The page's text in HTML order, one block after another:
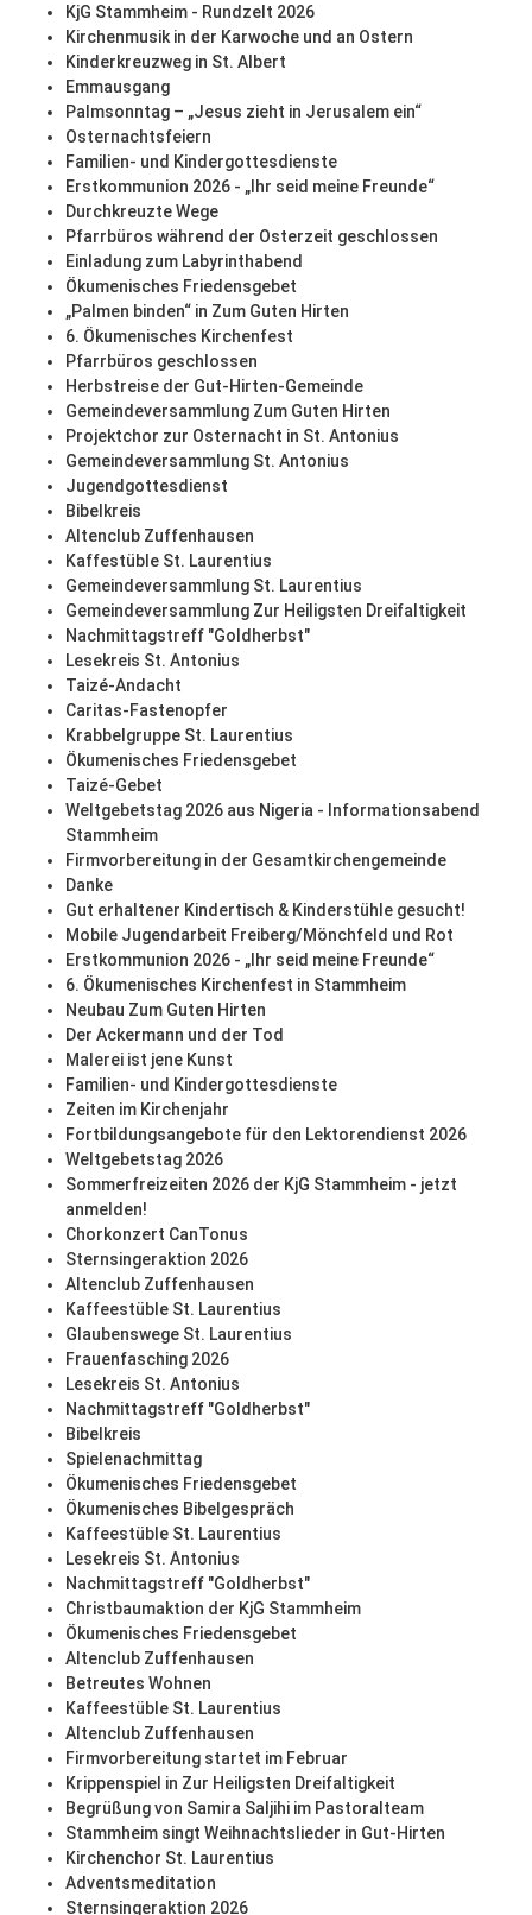
KjG Stammheim - Rundzelt 2026
Kirchenmusik in der Karwoche und an Ostern
Kinderkreuzweg in St. Albert
Emmausgang
Palmsonntag – „Jesus zieht in Jerusalem ein“
Osternachtsfeiern
Familien- und Kindergottesdienste
Erstkommunion 2026 - „Ihr seid meine Freunde“
Durchkreuzte Wege
Pfarrbüros während der Osterzeit geschlossen
Einladung zum Labyrinthabend
Ökumenisches Friedensgebet
„Palmen binden“ in Zum Guten Hirten
6. Ökumenisches Kirchenfest
Pfarrbüros geschlossen
Herbstreise der Gut-Hirten-Gemeinde
Gemeindeversammlung Zum Guten Hirten
Projektchor zur Osternacht in St. Antonius
Gemeindeversammlung St. Antonius
Jugendgottesdienst
Bibelkreis
Altenclub Zuffenhausen
Kaffestüble St. Laurentius
Gemeindeversammlung St. Laurentius
Gemeindeversammlung Zur Heiligsten Dreifaltigkeit
Nachmittagstreff "Goldherbst"
Lesekreis St. Antonius
Taizé-Andacht
Caritas-Fastenopfer
Krabbelgruppe St. Laurentius
Ökumenisches Friedensgebet
Taizé-Gebet
Weltgebetstag 2026 aus Nigeria - Informationsabend
Stammheim
Firmvorbereitung in der Gesamtkirchengemeinde
Danke
Gut erhaltener Kindertisch & Kinderstühle gesucht!
Mobile Jugendarbeit Freiberg/Mönchfeld und Rot
Erstkommunion 2026 - „Ihr seid meine Freunde“
6. Ökumenisches Kirchenfest in Stammheim
Neubau Zum Guten Hirten
Der Ackermann und der Tod
Malerei ist jene Kunst
Familien- und Kindergottesdienste
Zeiten im Kirchenjahr
Fortbildungsangebote für den Lektorendienst 2026
Weltgebetstag 2026
Sommerfreizeiten 2026 der KjG Stammheim - jetzt
anmelden!
Chorkonzert CanTonus
Sternsingeraktion 2026
Altenclub Zuffenhausen
Kaffeestüble St. Laurentius
Glaubenswege St. Laurentius
Frauenfasching 2026
Lesekreis St. Antonius
Nachmittagstreff "Goldherbst"
Bibelkreis
Spielenachmittag
Ökumenisches Friedensgebet
Ökumenisches Bibelgespräch
Kaffeestüble St. Laurentius
Lesekreis St. Antonius
Nachmittagstreff "Goldherbst"
Christbaumaktion der KjG Stammheim
Ökumenisches Friedensgebet
Altenclub Zuffenhausen
Betreutes Wohnen
Kaffeestüble St. Laurentius
Altenclub Zuffenhausen
Firmvorbereitung startet im Februar
Krippenspiel in Zur Heiligsten Dreifaltigkeit
Begrüßung von Samira Saljihi im Pastoralteam
Stammheim singt Weihnachtslieder in Gut-Hirten
Kirchenchor St. Laurentius
Adventsmeditation
Sternsingeraktion 2026